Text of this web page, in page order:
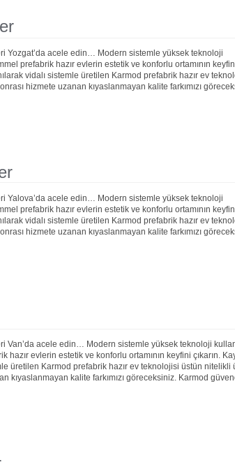
Yozgat’da acele edin… Modern sistemle yüksek teknoloji
prefabrik hazır evlerin estetik ve konforlu ortamının
vidalı sistemle üretilen Karmod prefabrik hazır ev
hizmete uzanan kıyaslanmayan kalite farkımızı
Yalova’da acele edin… Modern sistemle yüksek teknoloji
prefabrik hazır evlerin estetik ve konforlu ortamının
vidalı sistemle üretilen Karmod prefabrik hazır ev
hizmete uzanan kıyaslanmayan kalite farkımızı
Van’da acele edin… Modern sistemle yüksek teknoloji
evlerin estetik ve konforlu ortamının keyfini çıkarın.
üretilen Karmod prefabrik hazır ev teknolojisi üstün nitelikli
kıyaslanmayan kalite farkımızı göreceksiniz. Karmod